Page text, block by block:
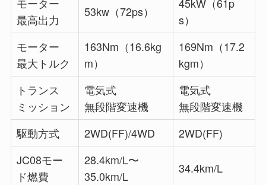
最高出力
53kw（72ps）
s）
モーター
最大トルク
163Nm（16.6kg
m）
169Nm（17.2
kgm）
トランス
ミッション
電気式
無段階変速機
電気式
無段階変速機
駆動方式
2WD(FF)/4WD
2WD(FF)
JC08モー
ド燃費
28.4km/L〜
35.0km/L
34.4km/L